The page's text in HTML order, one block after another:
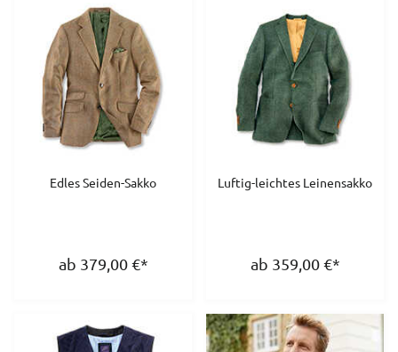
Edles Seiden-Sakko
ab 379,00€*
Luftig-leichtes Leinensakko
ab 359,00€*